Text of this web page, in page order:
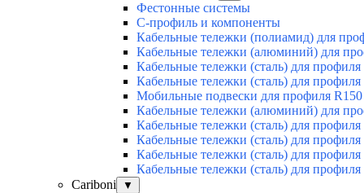
Фестонные системы
С-профиль и компоненты
Кабельные тележки (полиамид) для
Кабельные тележки (алюминий) для
Кабельные тележки (сталь) для профиля
Кабельные тележки (сталь) для
Мобильные подвески для профиля R150
Кабельные тележки (алюминий) для
Кабельные тележки (сталь) для профиля
Кабельные тележки (сталь) для
Кабельные тележки (сталь) для профиля
Кабельные тележки (сталь) для
Cariboni
▼